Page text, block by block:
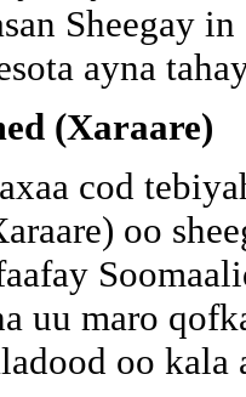
Sheegay
ayna
(Xaraare)
cod
oo
uu maro
oo kala